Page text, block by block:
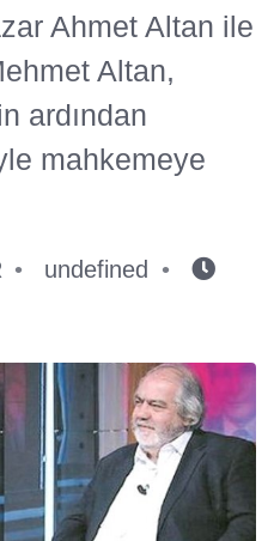
Ahmet Altan ile
Altan,
ardından
mahkemeye
undefined